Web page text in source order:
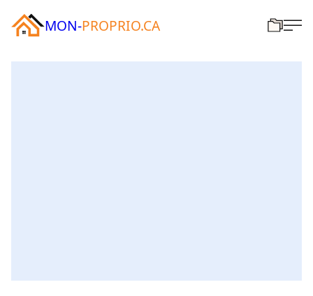
MON-PROPRIO.CA